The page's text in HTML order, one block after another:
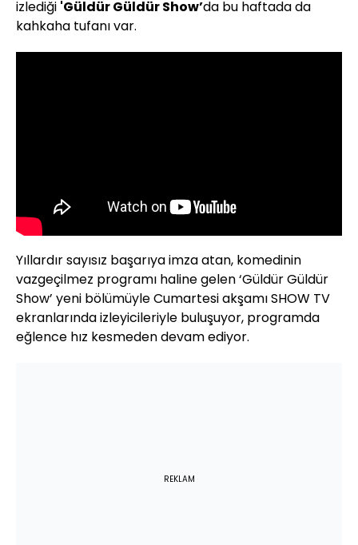
izlediği 'Güldür Güldür Show’da bu haftada da
kahkaha tufanı var.
Yıllardır sayısız başarıya imza atan, komedinin
vazgeçilmez programı haline gelen ‘Güldür Güldür
Show’ yeni bölümüyle Cumartesi akşamı SHOW TV
ekranlarında izleyicileriyle buluşuyor, programda
eğlence hız kesmeden devam ediyor.
REKLAM